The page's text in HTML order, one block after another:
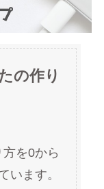
の作り
を0から
います。